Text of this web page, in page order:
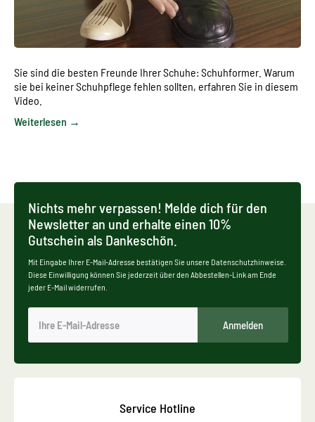
Sie sind die besten Freunde Ihrer Schuhe: Schuhformer. Warum
sie bei keiner Schuhpflege fehlen sollten, erfahren Sie in diesem
Video.
Weiterlesen →
Nichts mehr verpassen! Melde dich für den
Newsletter an und erhalte einen 10%
Gutschein als Dankeschön.
Mit Eingabe Ihrer E-Mail-Adresse bestätigen Sie unsere Datenschutzhinweise.
Diese Einwilligung können Sie jederzeit über den Abbestellen-Link am Ende
jeder E-Mail widerrufen.
Anmelden
Service Hotline